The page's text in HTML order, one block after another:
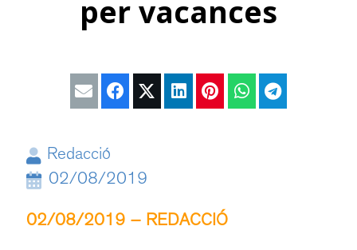
per vacances
Redacció
02/08/2019
02/08/2019 – REDACCIÓ